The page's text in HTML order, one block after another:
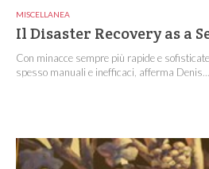
MISCELLANEA
Il Disaster Recovery as a
Con minacce sempre più rapide e
spesso manuali e inefficaci, afferma Denis...